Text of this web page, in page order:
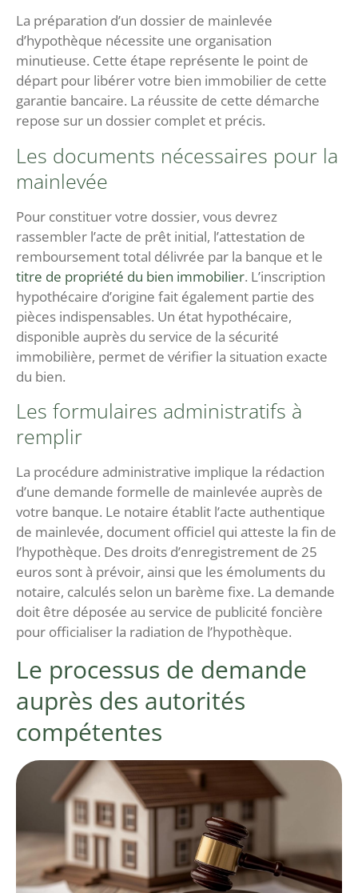
La préparation d’un dossier de mainlevée
d’hypothèque nécessite une organisation
minutieuse. Cette étape représente le point de
départ pour libérer votre bien immobilier de cette
garantie bancaire. La réussite de cette démarche
repose sur un dossier complet et précis.
Les documents nécessaires pour la
mainlevée
Pour constituer votre dossier, vous devrez
rassembler l’acte de prêt initial, l’attestation de
remboursement total délivrée par la banque et le
titre de propriété du bien immobilier. L’inscription
hypothécaire d’origine fait également partie des
pièces indispensables. Un état hypothécaire,
disponible auprès du service de la sécurité
immobilière, permet de vérifier la situation exacte
du bien.
Les formulaires administratifs à
remplir
La procédure administrative implique la rédaction
d’une demande formelle de mainlevée auprès de
votre banque. Le notaire établit l’acte authentique
de mainlevée, document officiel qui atteste la fin de
l’hypothèque. Des droits d’enregistrement de 25
euros sont à prévoir, ainsi que les émoluments du
notaire, calculés selon un barème fixe. La demande
doit être déposée au service de publicité foncière
pour officialiser la radiation de l’hypothèque.
Le processus de demande
auprès des autorités
compétentes